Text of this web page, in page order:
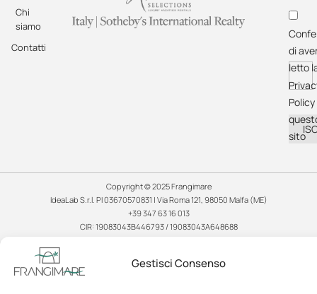
Gestisci Consenso
Chi
siamo
Contatti
di
letto
Policy
sito
Copyright © 2025 Frangimare
IdeaLab S.r.l. PI 03670570831 | Via Roma 121, 98050 Malfa (ME)
+39 347 63 16 013
CIR: 19083043B446793 / 19083043A648688
Cookie Policy